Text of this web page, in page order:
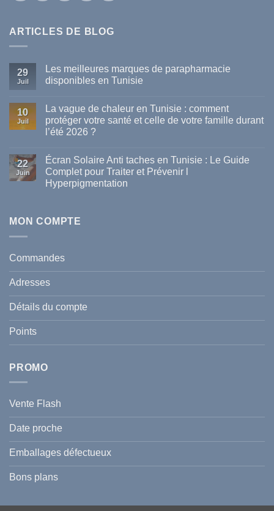
ARTICLES DE BLOG
29
Juil
Les meilleures marques de parapharmacie
disponibles en Tunisie
sur
meilleures
marques
disponibles
en
Tunisie
10
Juil
La vague de chaleur en Tunisie : comment
protéger votre santé et celle de votre famille durant
l’été 2026 ?
sur
La
vague
de
comment
et
celle
de
votre
famille
durant
l’été
2026
?
22
Juin
Écran Solaire Anti taches en Tunisie : Le Guide
Complet pour Traiter et Prévenir l
Hyperpigmentation
Écran
Tunisie
Guide
Traiter
Prévenir
MON COMPTE
Commandes
Adresses
Détails du compte
Points
PROMO
Vente Flash
Date proche
Emballages défectueux
Bons plans